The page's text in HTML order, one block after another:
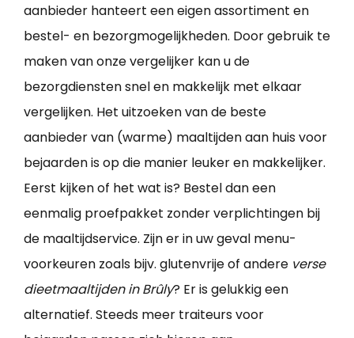
aanbieder hanteert een eigen assortiment en
bestel- en bezorgmogelijkheden. Door gebruik te
maken van onze vergelijker kan u de
bezorgdiensten snel en makkelijk met elkaar
vergelijken. Het uitzoeken van de beste
aanbieder van (warme) maaltijden aan huis voor
bejaarden is op die manier leuker en makkelijker.
Eerst kijken of het wat is? Bestel dan een
eenmalig proefpakket zonder verplichtingen bij
de maaltijdservice. Zijn er in uw geval menu-
voorkeuren zoals bijv. glutenvrije of andere verse
dieetmaaltijden in Brûly? Er is gelukkig een
alternatief. Steeds meer traiteurs voor